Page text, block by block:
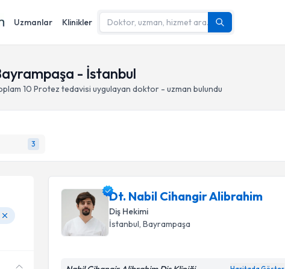
Uzmanlar Klinikler
- İstanbul
10 Protez tedavisi uygulayan doktor - uzman bulundu
3
Dt. Nabil Cihangir Alibrahim
Diş Hekimi
İstanbul, Bayrampaşa